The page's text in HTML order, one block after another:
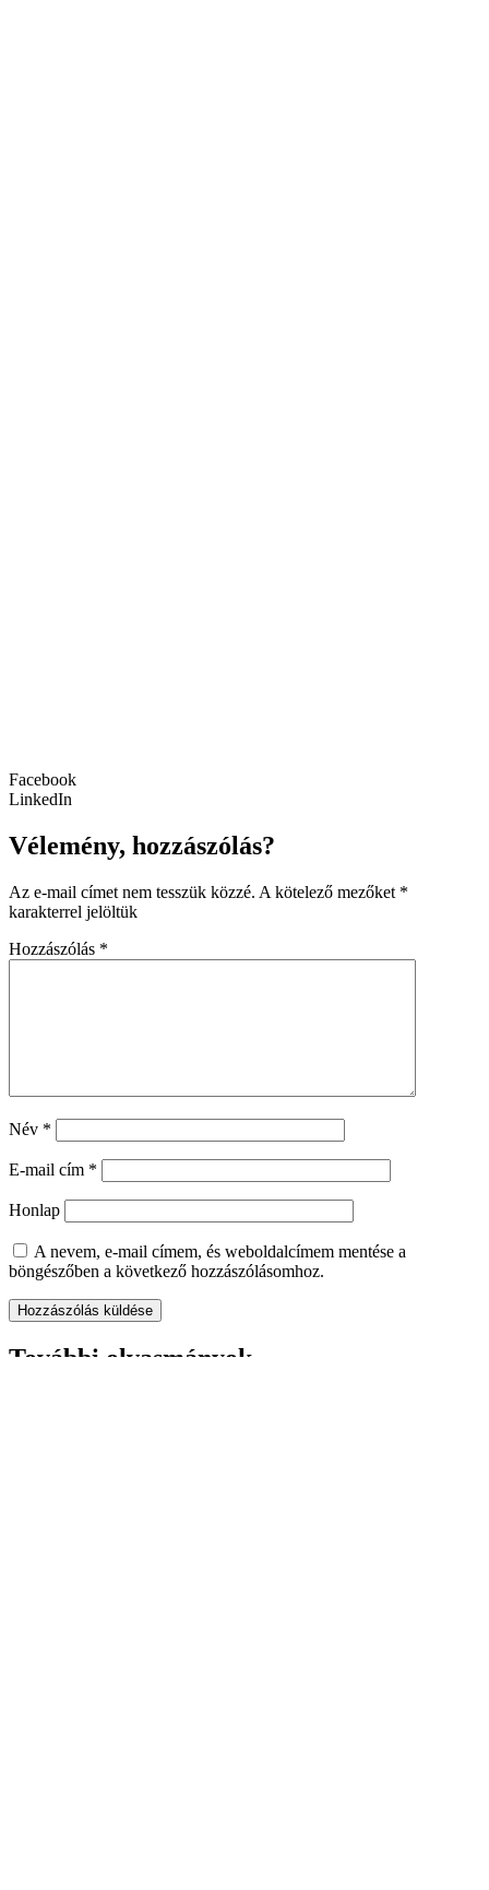
Facebook
LinkedIn
Vélemény, hozzászólás?
Az e-mail címet nem tesszük közzé. A kötelező mezőket *
karakterrel jelöltük
Hozzászólás *
Név *
E-mail cím *
Honlap
A nevem, e-mail címem, és weboldalcímem mentése a
böngészőben a következő hozzászólásomhoz.
További olvasmányok